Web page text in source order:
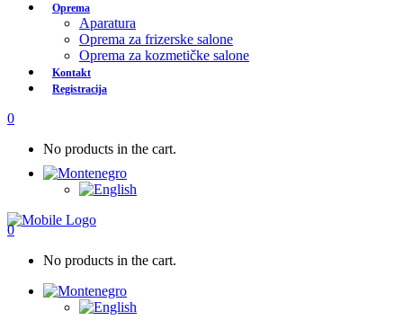
Oprema
Aparatura
Oprema za frizerske salone
Oprema za kozmetičke salone
Kontakt
Registracija
0
No products in the cart.
0
No products in the cart.